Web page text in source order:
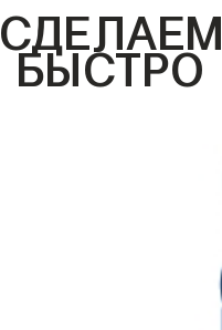
СДЕЛАЕМ
БЫСТРО